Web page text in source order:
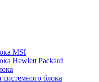
MSI
Hewlett Packard
системного блока